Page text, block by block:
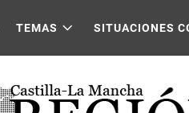
TEMAS SITUACIONES